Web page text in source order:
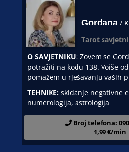
Gordana /
Tarot
O SAVJETNIKU:Zovem se
potražiti na kodu 138. Voiše
pomažem u rješavanju vaših
TEHNIKE:skidanje negativne
numerologija, astrologija
Broj telefona:
1,99 €/min